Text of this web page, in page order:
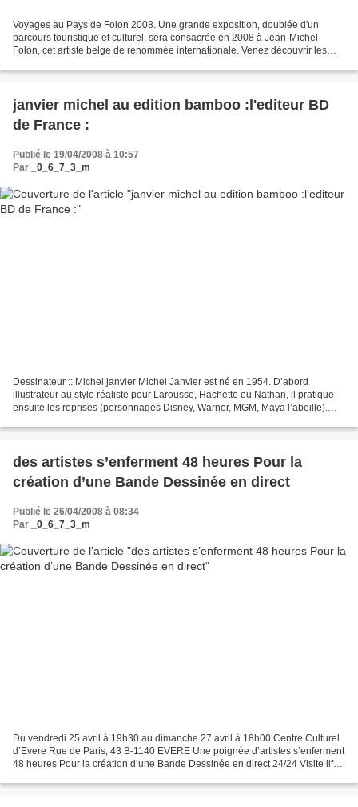
Voyages au Pays de Folon 2008. Une grande exposition, doublée d'un
parcours touristique et culturel, sera consacrée en 2008 à Jean-Michel
Folon, cet artiste belge de renommée internationale. Venez découvrir les
janvier michel au edition bamboo :l'editeur BD
de France :
Publié le 19/04/2008 à 10:57
Par
_0_6_7_3_m
Dessinateur :: Michel janvier Michel Janvier est né en 1954. D’abord
illustrateur au style réaliste pour Larousse, Hachette ou Nathan, il pratique
ensuite les reprises (personnages Disney, Warner, MGM, Maya l’abeille).
des artistes s’enferment 48 heures Pour la
création d’une Bande Dessinée en direct
Publié le 26/04/2008 à 08:34
Par
_0_6_7_3_m
Du vendredi 25 avril à 19h30 au dimanche 27 avril à 18h00 Centre Culturel
d’Evere Rue de Paris, 43 B-1140 EVERE Une poignée d’artistes s’enferment
48 heures Pour la création d’une Bande Dessinée en direct 24/24 Visite life